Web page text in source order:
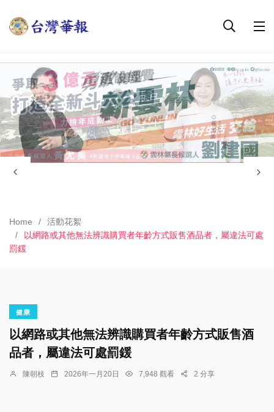
Home
活動花絮
以網路或其他無法辨識購買者年齡方式販售酒品者，屬違法可處
罰鍰
健康
以網路或其他無法辨識購買者年齡方式販售酒
品者，屬違法可處罰鍰
陳朝枝 2026年一月20日 7,948 觀看 2 分享